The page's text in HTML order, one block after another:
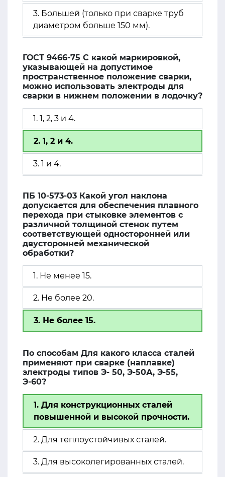
3. Большей (только при сварке труб
диаметром больше 150 мм).
ГОСТ 9466-75 С какой маркировкой,
указывающей на допустимое
пространственное положение сварки,
можно использовать электроды для
сварки в нижнем положении в лодочку?
1. 1, 2, 3 и 4.
2. 1, 2 и 4.
3. 1 и 4.
ПБ 10-573-03 Какой угол наклона
допускается для обеспечения плавного
перехода при стыковке элементов с
различной толщиной стенок путем
соответствующей односторонней или
двусторонней механической
обработки?
1. Не менее 15.
2. Не более 20.
3. Не более 15.
По способам Для какого класса сталей
применяют при сварке (наплавке)
электроды типов Э- 50, Э-50А, Э-55,
Э-60?
1. Для конструкционных сталей
повышенной и высокой прочности.
2. Для теплоустойчивых сталей.
3. Для высоколегированных сталей.